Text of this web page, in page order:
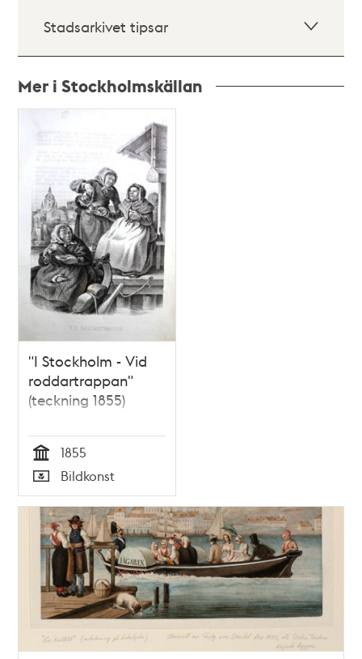
Stadsarkivet tipsar
Mer i Stockholmskällan
Relaterade
"I Stockholm - Vid
roddartrappan"
(teckning 1855)
Tid
1855
Typ
Bildkonst